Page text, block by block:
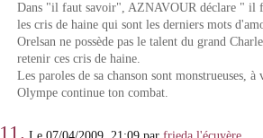
Dans "il faut savoir", AZNAVOUR déclare " il
les cris de haine qui sont les derniers mots
Orelsan ne possède pas le talent du grand
retenir ces cris de haine.
Les paroles de sa chanson sont monstrueuses, à
Olympe continue ton combat.
11.